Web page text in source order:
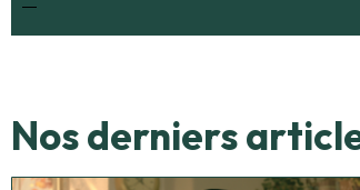
Nos derniers